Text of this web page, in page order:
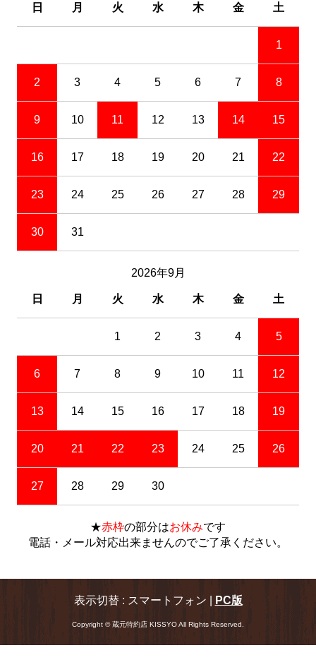
日 月 火 水 木 金 土
1
2 3 4 5 6 7 8
9 10 11 12 13 14 15
16 17 18 19 20 21 22
23 24 25 26 27 28 29
30 31
2026年9月
日 月 火 水 木 金 土
1 2 3 4 5
6 7 8 9 10 11 12
13 14 15 16 17 18 19
20 21 22 23 24 25 26
27 28 29 30
★赤枠の部分はお休みです
電話・メール対応出来ませんのでご了承ください。
表示切替 : スマートフォン | PC版
Copyright © 蔵元特約店 KISSYO All Rights Reserved.